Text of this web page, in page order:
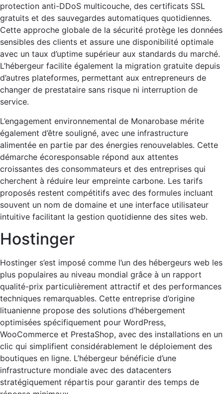
protection anti-DDoS multicouche, des certificats SSL
gratuits et des sauvegardes automatiques quotidiennes.
Cette approche globale de la sécurité protège les données
sensibles des clients et assure une disponibilité optimale
avec un taux d’uptime supérieur aux standards du marché.
L’hébergeur facilite également la migration gratuite depuis
d’autres plateformes, permettant aux entrepreneurs de
changer de prestataire sans risque ni interruption de
service.
L’engagement environnemental de Monarobase mérite
également d’être souligné, avec une infrastructure
alimentée en partie par des énergies renouvelables. Cette
démarche écoresponsable répond aux attentes
croissantes des consommateurs et des entreprises qui
cherchent à réduire leur empreinte carbone. Les tarifs
proposés restent compétitifs avec des formules incluant
souvent un nom de domaine et une interface utilisateur
intuitive facilitant la gestion quotidienne des sites web.
Hostinger
Hostinger s’est imposé comme l’un des hébergeurs web les
plus populaires au niveau mondial grâce à un rapport
qualité-prix particulièrement attractif et des performances
techniques remarquables. Cette entreprise d’origine
lituanienne propose des solutions d’hébergement
optimisées spécifiquement pour WordPress,
WooCommerce et PrestaShop, avec des installations en un
clic qui simplifient considérablement le déploiement des
boutiques en ligne. L’hébergeur bénéficie d’une
infrastructure mondiale avec des datacenters
stratégiquement répartis pour garantir des temps de